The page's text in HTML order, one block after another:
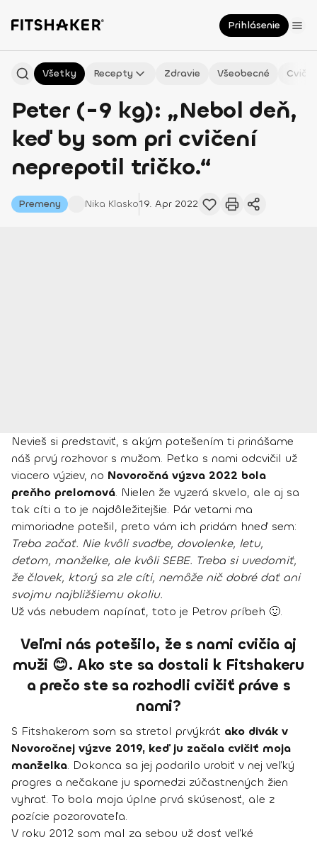
Prihlásenie
Všetky Recepty Zdravie Všeobecné
Peter (-9 kg): „Nebol deň,
keď by som pri cvičení
neprepotil tričko.“
Premeny Nika Klasko19. Apr 2022
Nevieš si predstaviť, s akým potešením ti prinášame
náš prvý rozhovor s mužom. Peťko s nami odcvičil už
viacero výziev, no Novoročná výzva 2022 bola
preňho prelomová. Nielen že vyzerá skvelo, ale aj sa
tak cíti a to je najdôležitejšie. Pár vetami ma
mimoriadne potešil, preto vám ich pridám hneď sem:
Treba začať. Nie kvôli svadbe, dovolenke, letu,
deťom, manželke, ale kvôli SEBE. Treba si uvedomiť,
že človek, ktorý sa zle cíti, nemôže nič dobré dať ani
svojmu najbližšiemu okoliu.
Už vás nebudem napínať, toto je Petrov príbeh 🙂.
Veľmi nás potešilo, že s nami cvičia aj
muži 😊. Ako ste sa dostali k Fitshakeru
a prečo ste sa rozhodli cvičiť práve s
nami?
S Fitshakerom som sa stretol prvýkrát ako divák v
Novoročnej výzve 2019, keď ju začala cvičiť moja
manželka. Dokonca sa jej podarilo urobiť v nej veľký
progres a nečakane ju spomedzi zúčastnených žien
vyhrať. To bola moja úplne prvá skúsenosť, ale z
pozície pozorovateľa.
V roku 2012 som mal za sebou už dosť veľké